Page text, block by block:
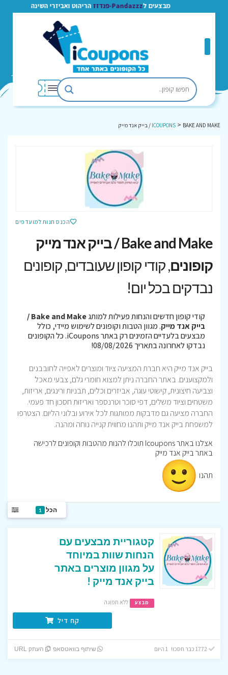
מבצעים לPandazzz-פנדזז הריהוט ואביזרי השינה
ICOUPONS > BAKE AND MAKE / בייק אנד מייק
הכנס חנות למועדפים
Bake and Make / בייק אנד מייק
קופונים, קודי קופון שעובדים, קופונים
נבדקים בכל יום!
קודי קופון חדשים והנחות פעילות למותג
Bake and Make /
בייק אנד מייק. מגוון הטבות וקופונים לשימוש מיידי, כולל
מבצעים בלעדיים הזמינים רק באתר iCoupons. כל הקופונים
נבדקו לאחרונה בתאריך 08/08/2026!
בייק אנד מייק היא חברת המציעה ציוד ומוצרים לאפייה לחובבנים
ולמקצוענים. באתר החברה ניתן למצוא חומרי גלם, צבעי מאכל
וצביעה חיצונית, קישוטי עוגה, אביזרים וכלים, תבניות ורינגים, אריזות,
משטחים וציוד משלים, דפי סוכר וטרנספר ואריזות חסכון חד פעמי.
החברה מציעה גם מדבקות ממותגות לכל אירוע ובלוני הליום. הצטרפו
למשפחת בייק אנד מייק ותהנו מחווית קנייה נוחה ומהנה.
אצלנו באתר Icoupons תוכלו להנות מהטבות וקופונים לרכישה
באתר בייק אנד מייק
תהנו
הכל 1
קטגוריית מבצעים עם
הנחות שוות במיוחד
על מגוון מוצרים באתר
בייק אנד מייק !
מבצע ללא תפוגה
קח דיל
שיתוף בוואטסאפ העתק URL